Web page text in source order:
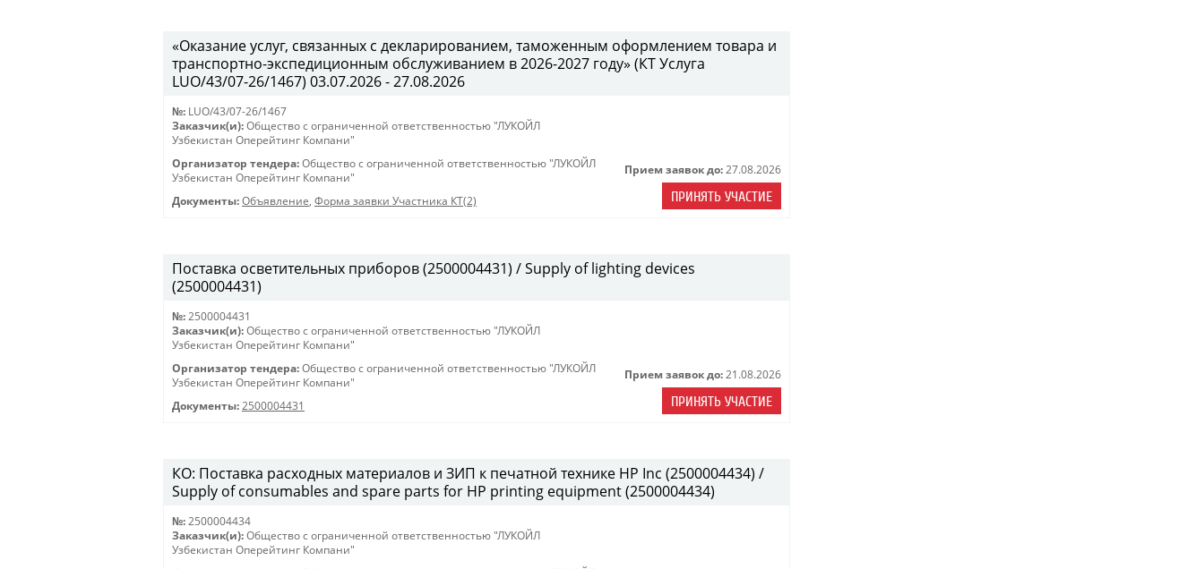
«Оказание услуг, связанных с декларированием, таможенным оформлением товара и
транспортно-экспедиционным обслуживанием в 2026-2027 году» (КТ Услуга
LUO/43/07-26/1467) 03.07.2026 - 27.08.2026
№: LUO/43/07-26/1467
Заказчик(и): Общество с ограниченной ответственностью "ЛУКОЙЛ
Узбекистан Оперейтинг Компани"
Организатор тендера: Общество с ограниченной ответственностью "ЛУКОЙЛ
Узбекистан Оперейтинг Компани"
Документы: Объявление, Форма заявки Участника КТ(2)
Прием заявок до: 27.08.2026
ПРИНЯТЬ УЧАСТИЕ
Поставка осветительных приборов (2500004431) / Supply of lighting devices
(2500004431)
№: 2500004431
Заказчик(и): Общество с ограниченной ответственностью "ЛУКОЙЛ
Узбекистан Оперейтинг Компани"
Организатор тендера: Общество с ограниченной ответственностью "ЛУКОЙЛ
Узбекистан Оперейтинг Компани"
Документы: 2500004431
Прием заявок до: 21.08.2026
ПРИНЯТЬ УЧАСТИЕ
КО: Поставка расходных материалов и ЗИП к печатной технике HP Inc (2500004434) /
Supply of consumables and spare parts for HP printing equipment (2500004434)
№: 2500004434
Заказчик(и): Общество с ограниченной ответственностью "ЛУКОЙЛ
Узбекистан Оперейтинг Компани"